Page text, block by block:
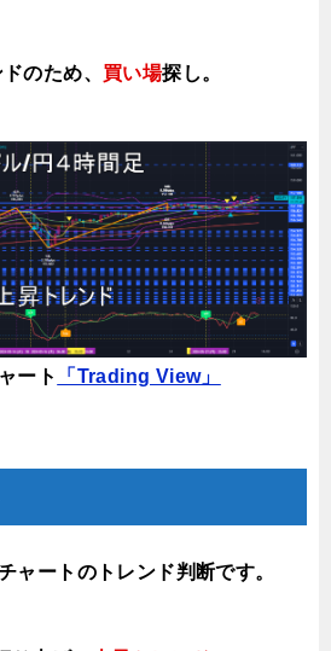
のため、 買い場探し。
ート 「Trading View」
ャートのトレンド判断です。